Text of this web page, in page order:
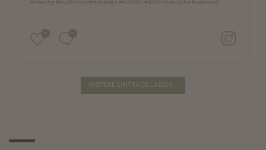
#marling #southtyrol #marlengo #südtirol #südtirolerküche #weindorf
WEITERE EINTRÄGE LADEN...